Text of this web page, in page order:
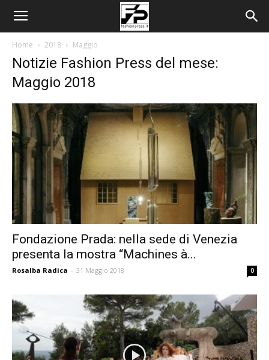
Home 2018 Maggio
Notizie Fashion Press del mese:
Maggio 2018
Fondazione Prada: nella sede di Venezia
presenta la mostra “Machines à...
Rosalba Radica - 31 Maggio 2018 0